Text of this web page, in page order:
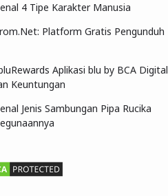
4 Tipe Karakter Manusia
Platform Gratis Pengunduh
Aplikasi blu by BCA Digital
Keuntungan
Jenis Sambungan Pipa Rucika